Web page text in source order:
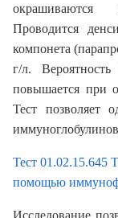
окрашиваются
Проводится
компонета
г/л.
повышается при
Тест позволяет
Тест 01.02.15.645
помощью
Исследование